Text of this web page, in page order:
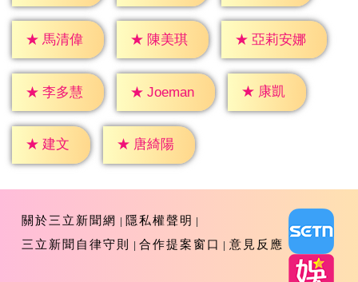
★ 馬清偉 ★ 陳美琪 ★ 亞莉安娜
★ 李多慧 ★ Joeman ★ 康凱
★ 建文 ★ 唐綺陽
關於三立新聞網
隱私權聲明
三立新聞自律守則
合作提案窗口 意見反應